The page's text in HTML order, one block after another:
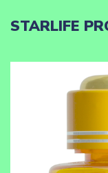
STARLIFE